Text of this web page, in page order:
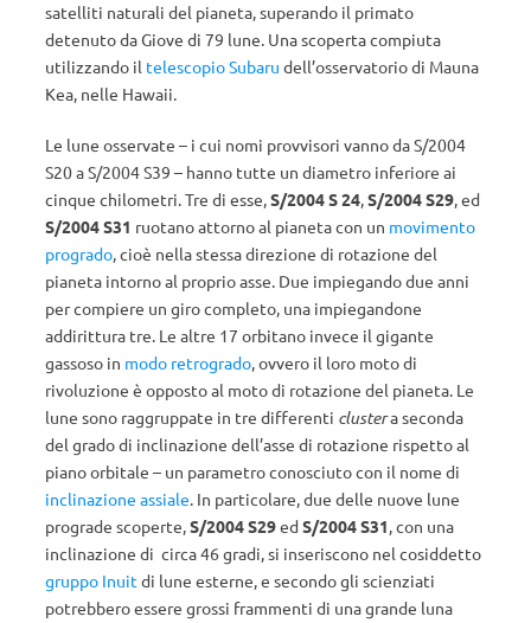
satelliti naturali del pianeta, superando il primato
detenuto da Giove di 79 lune. Una scoperta compiuta
utilizzando il telescopio Subaru dell’osservatorio di Mauna
Kea, nelle Hawaii.
Le lune osservate – i cui nomi provvisori vanno da S/2004
S20 a S/2004 S39 – hanno tutte un diametro inferiore ai
cinque chilometri. Tre di esse,S/2004 S 24,S/2004 S29, ed
S/2004 S31 ruotano attorno al pianeta con un movimento
progrado, cioè nella stessa direzione di rotazione del
pianeta intorno al proprio asse. Due impiegando due anni
per compiere un giro completo, una impiegandone
addirittura tre. Le altre 17 orbitano invece il gigante
gassoso in modo retrogrado, ovvero il loro moto di
rivoluzione è opposto al moto di rotazione del pianeta. Le
lune sono raggruppate in tre differenti clustera seconda
del grado di inclinazione dell’asse di rotazione rispetto al
piano orbitale – un parametro conosciuto con il nome di
inclinazione assiale. In particolare, due delle nuove lune
prograde scoperte,S/2004 S29edS/2004 S31, con una
inclinazione di circa 46 gradi, si inseriscono nel cosiddetto
gruppo Inuit di lune esterne, e secondo gli scienziati
potrebbero essere grossi frammenti di una grande luna